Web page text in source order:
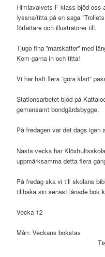
Himlavalvets F-klass bjöd oss
lyssna/titta på en saga
författare och illustratörer till.
Tjugo fina ”marskatter” med
Kom gärna in och titta!
Vi har haft flera ”göra klart”
Stationsarbetet bjöd på
gemensamt bondgårdsbygge.
På fredagen var det dags
Nästa vecka har
uppmärksamma detta flera
På fredag ska vi till skolans
tillbaka sin senast lånade bok
Vecka 12
Mån:
Tis: No